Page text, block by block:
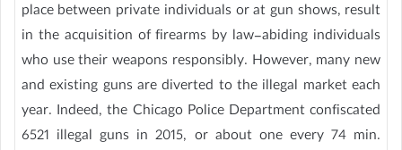
place between private individuals or at gun shows, result
in the acquisition of firearms by law-abiding individuals
who use their weapons responsibly. However, many new
and existing guns are diverted to the illegal market each
year. Indeed, the Chicago Police Department confiscated
6521 illegal guns in 2015, or about one every 74 min.